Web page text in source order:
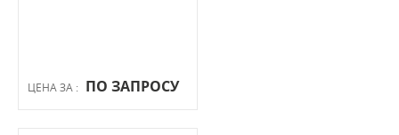
ЦЕНА ЗА : ПО ЗАПРОСУ